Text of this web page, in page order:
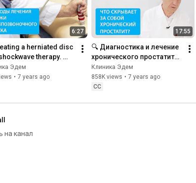
www.instagram.com/edemclinic/
отбеливание
и ортопедии?
опытные врачи -
6:27
a herniated disc
therapy.
disc. 12+
Эдем
• 7 years ago
17:55
🔍 Диагностика и лечение
хронического простатита.
Хронический простатит
лечение. 12+
Клиника Эдем
858K views • 7 years ago
CC
на канал